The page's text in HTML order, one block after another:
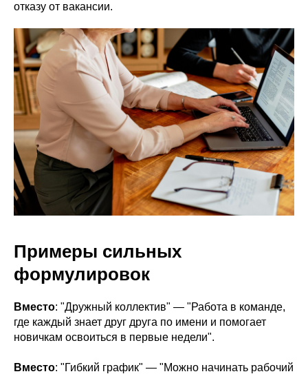
отказу от вакансии.
Примеры сильных
формулировок
Вместо: "Дружный коллектив" — "Работа в команде,
где каждый знает друг друга по имени и помогает
новичкам освоиться в первые недели".
Вместо: "Гибкий график" — "Можно начинать рабочий